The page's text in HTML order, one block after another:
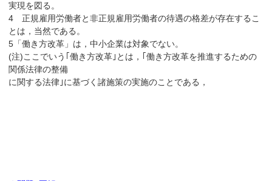
実現を図る。
4 正規雇用労働者と非正規雇用労働者の待遇の格差が存在するこ
とは，当然である。
5「働き方改革」は，中小企業は対象でない。
(注)ここでいう｢働き方改革｣とは，｢働き方改革を推進するための
関係法律の整備
に関する法律｣に基づく諸施策の実施のことである，